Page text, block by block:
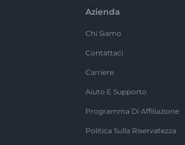
Azienda
Chi Siamo
Contattaci
Carriere
Aiuto E Supporto
Programma Di Affiliazione
Politica Sulla Riservatezza